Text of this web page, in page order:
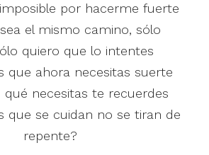
por hacerme fuerte
el mismo camino, sólo
quiero que lo intentes
que ahora necesitas suerte
qué necesitas te recuerdes
que se cuidan no se tiran de
repente?